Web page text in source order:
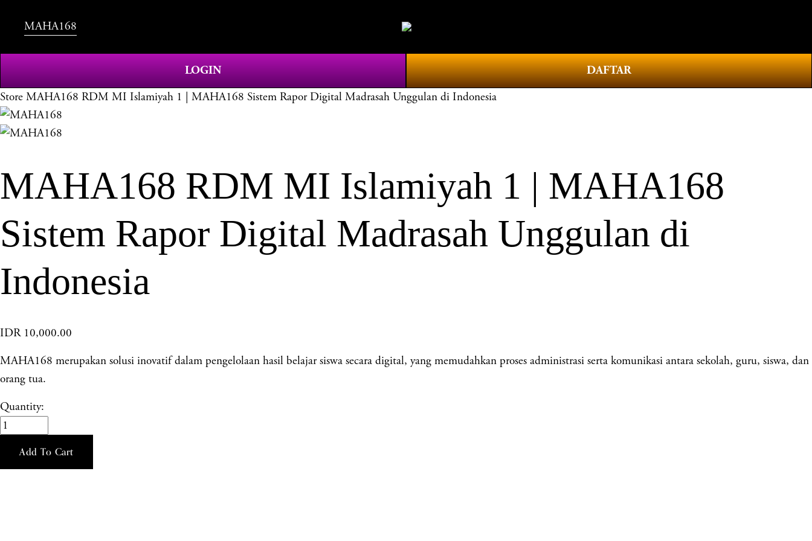
MAHA168
LOGIN DAFTAR
Store MAHA168 RDM MI Islamiyah 1 | MAHA168 Sistem Rapor Digital Madrasah Unggulan di Indonesia
MAHA168 RDM MI Islamiyah 1 | MAHA168
Sistem Rapor Digital Madrasah Unggulan di
Indonesia
IDR 10,000.00
MAHA168 merupakan solusi inovatif dalam pengelolaan hasil belajar siswa secara digital, yang memudahkan proses administrasi serta komunikasi antara sekolah, guru, siswa, dan
orang tua.
Quantity:
Add To Cart